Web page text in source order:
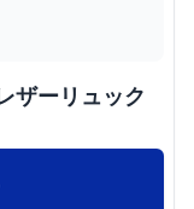
ザーリュック